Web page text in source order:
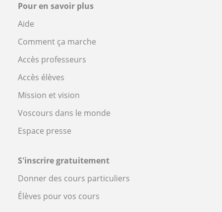
Pour en savoir plus
Aide
Comment ça marche
Accès professeurs
Accès élèves
Mission et vision
Voscours dans le monde
Espace presse
S'inscrire gratuitement
Donner des cours particuliers
Élèves pour vos cours